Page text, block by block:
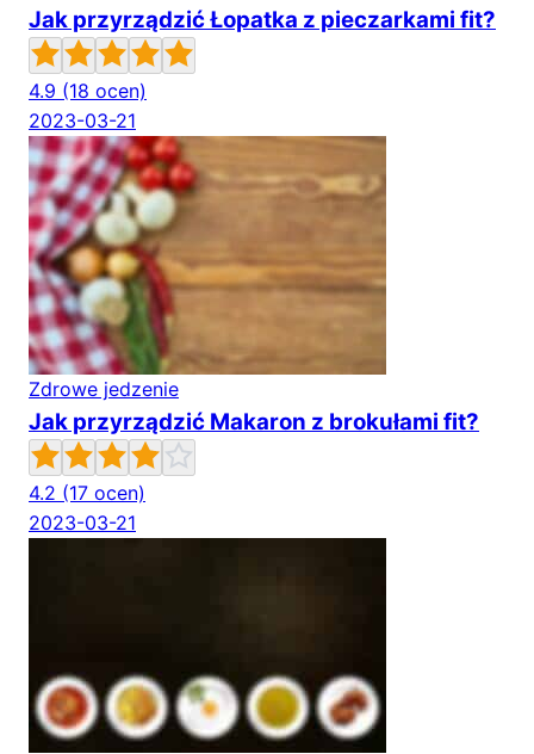
Jak przyrządzić Łopatka z pieczarkami fit?
4.9 (18 ocen)
2023-03-21
Zdrowe jedzenie
Jak przyrządzić Makaron z brokułami fit?
4.2 (17 ocen)
2023-03-21